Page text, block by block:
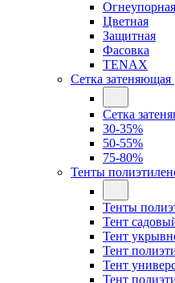
Огнеупорная
Цветная
Защитная
Фасовка
TENAX
Сетка затеняющая
Сетка
30-35%
50-55%
75-80%
Тенты
Тенты
Тент
Тент
Тент
Тент
Тент